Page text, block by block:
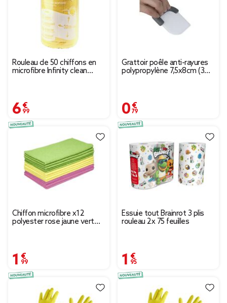
Rouleau de 50 chiffons en
microfibre Infinity clean
6,99 €
Grattoir poêle anti-rayures
polypropylène 7,5x8cm (3
0,79 €
Chiffon microfibre x12
polyester rose jaune vert
1,99 €
Essuie tout Brainrot 3 plis
rouleau 2x 75 feuilles
1,95 €